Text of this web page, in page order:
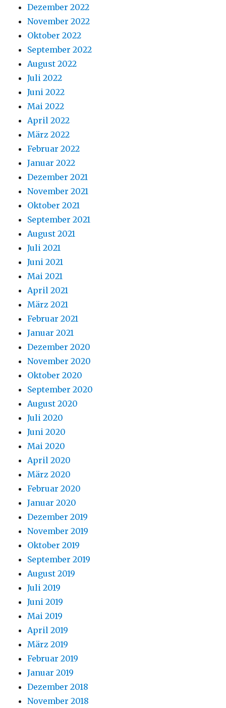
Dezember 2022
November 2022
Oktober 2022
September 2022
August 2022
Juli 2022
Juni 2022
Mai 2022
April 2022
März 2022
Februar 2022
Januar 2022
Dezember 2021
November 2021
Oktober 2021
September 2021
August 2021
Juli 2021
Juni 2021
Mai 2021
April 2021
März 2021
Februar 2021
Januar 2021
Dezember 2020
November 2020
Oktober 2020
September 2020
August 2020
Juli 2020
Juni 2020
Mai 2020
April 2020
März 2020
Februar 2020
Januar 2020
Dezember 2019
November 2019
Oktober 2019
September 2019
August 2019
Juli 2019
Juni 2019
Mai 2019
April 2019
März 2019
Februar 2019
Januar 2019
Dezember 2018
November 2018